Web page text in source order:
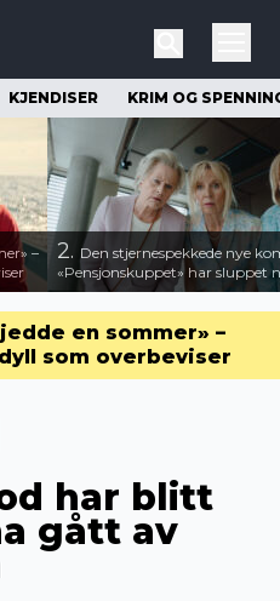
KJENDISER KRIM OG
–
2. Den stjernespekkede nye
«Pensjonskuppet» har sluppet
en sommer» –
som overbeviser
har blitt
gått av